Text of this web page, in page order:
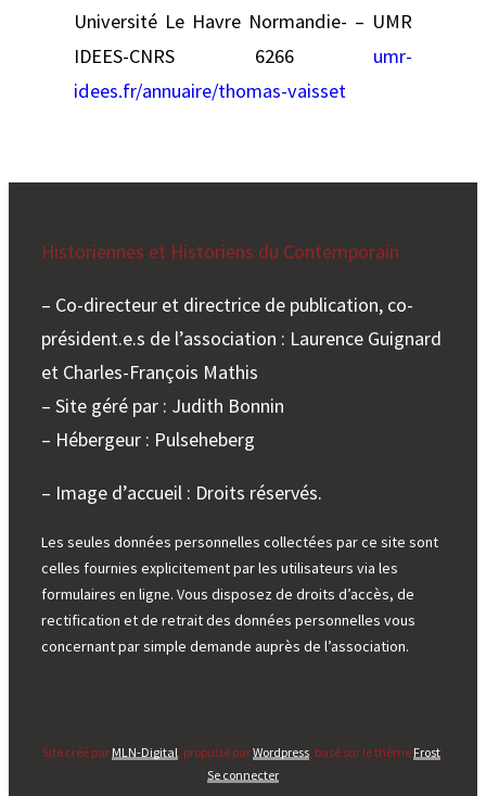
Université Le Havre Normandie- – UMR
IDEES-CNRS 6266 umr-
idees.fr/annuaire/thomas-vaisset
Historiennes et Historiens du Contemporain
– Co-directeur et directrice de publication, co-
président.e.s de l’association : Laurence Guignard
et Charles-François Mathis
– Site géré par : Judith Bonnin
– Hébergeur : Pulseheberg
– Image d’accueil : Droits réservés.
Les seules données personnelles collectées par ce site sont
celles fournies explicitement par les utilisateurs via les
formulaires en ligne. Vous disposez de droits d’accès, de
rectification et de retrait des données personnelles vous
concernant par simple demande auprès de l’association.
Site créé par MLN-Digital , propulsé parWordpress , basé sur le thème Frost.
Se connecter